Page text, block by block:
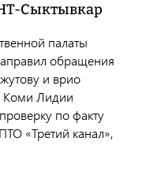
Сыктывкар
палаты
обращения
и врио
Коми Лидии
по факту
«Третий канал»,